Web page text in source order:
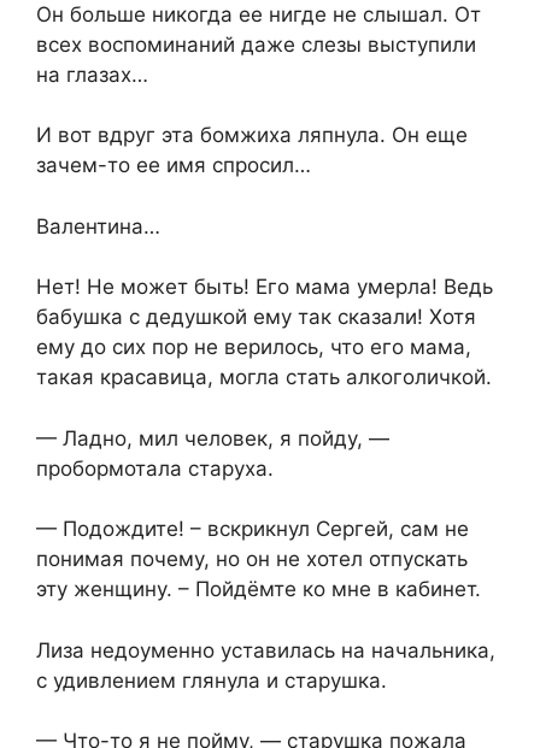
Он больше никогда ее нигде не слышал. От
всех воспоминаний даже слезы выступили
на глазах…
И вот вдруг эта бомжиха ляпнула. Он еще
зачем-то ее имя спросил…
Валентина…
Нет! Не может быть! Его мама умерла! Ведь
бабушка с дедушкой ему так сказали! Хотя
ему до сих пор не верилось, что его мама,
такая красавица, могла стать алкоголичкой.
— Ладно, мил человек, я пойду, —
пробормотала старуха.
— Подождите! – вскрикнул Сергей, сам не
понимая почему, но он не хотел отпускать
эту женщину. – Пойдёмте ко мне в кабинет.
Лиза недоуменно уставилась на начальника,
с удивлением глянула и старушка.
— Что-то я не пойму, — старушка пожала